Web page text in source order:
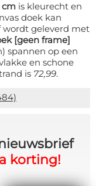
cm is kleurecht en
doek kan
wordt geleverd met
[geen frame]
spannen op een
en schone
is 72,99.
korting!